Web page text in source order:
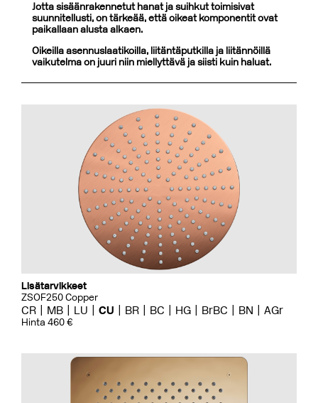
Jotta sisäänrakennetut hanat ja suihkut toimisivat
suunnitellusti, on tärkeää, että oikeat komponentit ovat
paikallaan alusta alkaen.
Oikeilla asennuslaatikoilla, liitäntäputkilla ja liitännöillä
vaikutelma on juuri niin miellyttävä ja siisti kuin haluat.
Lisätarvikkeet
ZSOF250 Copper
CR MB LU CU BR BC HG BrBC BN AGr
Hinta 460 €